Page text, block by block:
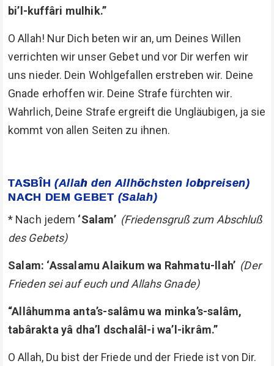
bi’l-kuffâri mulhik.”
O Allah! Nur Dich beten wir an, um Deines Willen
verrichten wir unser Gebet und vor Dir werfen wir
uns nieder. Dein Wohlgefallen erstreben wir. Deine
Gnade erhoffen wir. Deine Strafe fürchten wir.
Wahrlich, Deine Strafe ergreift die Ungläubigen, ja sie
kommt von allen Seiten zu ihnen.
TASBÎH (Allah den Allhöchsten lobpreisen)
NACH DEM GEBET (Salah)
* Nach jedem ‘Salam’ (Friedensgruß zum Abschluß
des Gebets)
Salam: ‘Assalamu Alaikum wa Rahmatu-llah’ (Der
Frieden sei auf euch und Allahs Gnade)
“Allâhumma anta’s-salâmu wa minka’s-salâm,
tabârakta yâ dha’l dschalâl-i wa’l-ikrâm.”
O Allah, Du bist der Friede und der Friede ist von Dir.